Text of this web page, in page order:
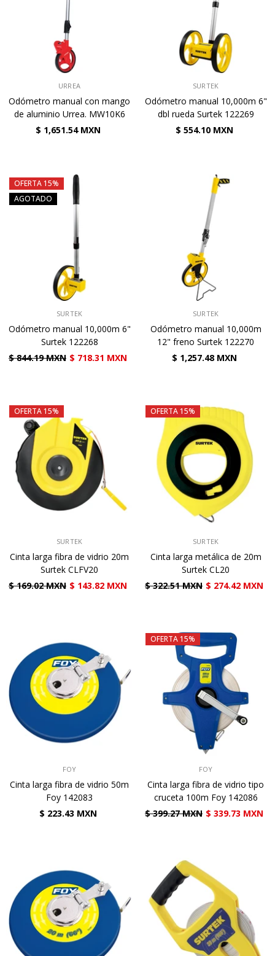
URREA
Odómetro manual con mango
de aluminio Urrea. MW10K6
$ 1,651.54 MXN
SURTEK
Odómetro manual 10,000m 6"
dbl rueda Surtek 122269
$ 554.10 MXN
OFERTA 15%
AGOTADO
SURTEK
Odómetro manual 10,000m 6"
Surtek 122268
$ 844.19 MXN $ 718.31 MXN
SURTEK
Odómetro manual 10,000m
12" freno Surtek 122270
$ 1,257.48 MXN
OFERTA 15%
SURTEK
Cinta larga fibra de vidrio 20m
Surtek CLFV20
$ 169.02 MXN $ 143.82 MXN
OFERTA 15%
SURTEK
Cinta larga metálica de 20m
Surtek CL20
$ 322.51 MXN $ 274.42 MXN
FOY
Cinta larga fibra de vidrio 50m
Foy 142083
$ 223.43 MXN
OFERTA 15%
FOY
Cinta larga fibra de vidrio tipo
cruceta 100m Foy 142086
$ 399.27 MXN $ 339.73 MXN